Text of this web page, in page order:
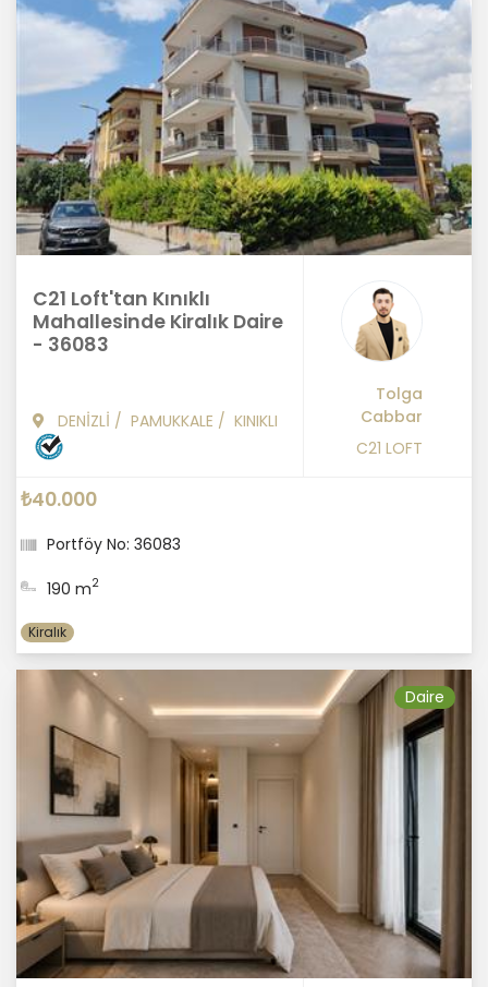
C21 Loft'tan Kınıklı
Mahallesinde Kiralık Daire
- 36083
DENİZLİ / PAMUKKALE / KINIKLI
Tolga
Cabbar
C21 LOFT
₺40.000
Portföy No: 36083
190 m2
Kiralık
Daire